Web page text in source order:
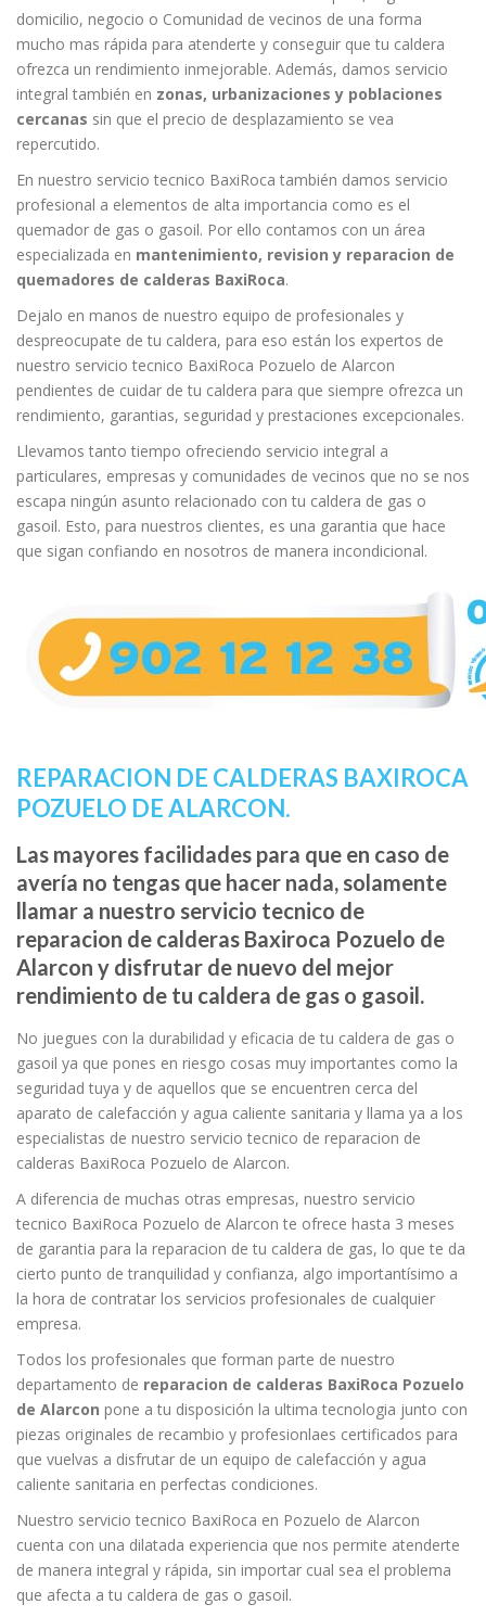
domicilio, negocio o Comunidad de vecinos de una forma
mucho mas rápida para atenderte y conseguir que tu caldera
ofrezca un rendimiento inmejorable. Además, damos servicio
integral también en zonas, urbanizaciones y poblaciones
cercanas sin que el precio de desplazamiento se vea
repercutido.
En nuestro servicio tecnico BaxiRoca también damos servicio
profesional a elementos de alta importancia como es el
quemador de gas o gasoil. Por ello contamos con un área
especializada en mantenimiento, revision y reparacion de
quemadores de calderas BaxiRoca.
Dejalo en manos de nuestro equipo de profesionales y
despreocupate de tu caldera, para eso están los expertos de
nuestro servicio tecnico BaxiRoca Pozuelo de Alarcon
pendientes de cuidar de tu caldera para que siempre ofrezca un
rendimiento, garantias, seguridad y prestaciones excepcionales.
Llevamos tanto tiempo ofreciendo servicio integral a
particulares, empresas y comunidades de vecinos que no se nos
escapa ningún asunto relacionado con tu caldera de gas o
gasoil. Esto, para nuestros clientes, es una garantia que hace
que sigan confiando en nosotros de manera incondicional.
REPARACION DE CALDERAS BAXIROCA
POZUELO DE ALARCON.
Las mayores facilidades para que en caso de
avería no tengas que hacer nada, solamente
llamar a nuestro servicio tecnico de
reparacion de calderas Baxiroca Pozuelo de
Alarcon y disfrutar de nuevo del mejor
rendimiento de tu caldera de gas o gasoil.
No juegues con la durabilidad y eficacia de tu caldera de gas o
gasoil ya que pones en riesgo cosas muy importantes como la
seguridad tuya y de aquellos que se encuentren cerca del
aparato de calefacción y agua caliente sanitaria y llama ya a los
especialistas de nuestro servicio tecnico de reparacion de
calderas BaxiRoca Pozuelo de Alarcon.
A diferencia de muchas otras empresas, nuestro servicio
tecnico BaxiRoca Pozuelo de Alarcon te ofrece hasta 3 meses
de garantia para la reparacion de tu caldera de gas, lo que te da
cierto punto de tranquilidad y confianza, algo importantísimo a
la hora de contratar los servicios profesionales de cualquier
empresa.
Todos los profesionales que forman parte de nuestro
departamento de reparacion de calderas BaxiRoca Pozuelo
de Alarcon pone a tu disposición la ultima tecnologia junto con
piezas originales de recambio y profesionlaes certificados para
que vuelvas a disfrutar de un equipo de calefacción y agua
caliente sanitaria en perfectas condiciones.
Nuestro servicio tecnico BaxiRoca en Pozuelo de Alarcon
cuenta con una dilatada experiencia que nos permite atenderte
de manera integral y rápida, sin importar cual sea el problema
que afecta a tu caldera de gas o gasoil.